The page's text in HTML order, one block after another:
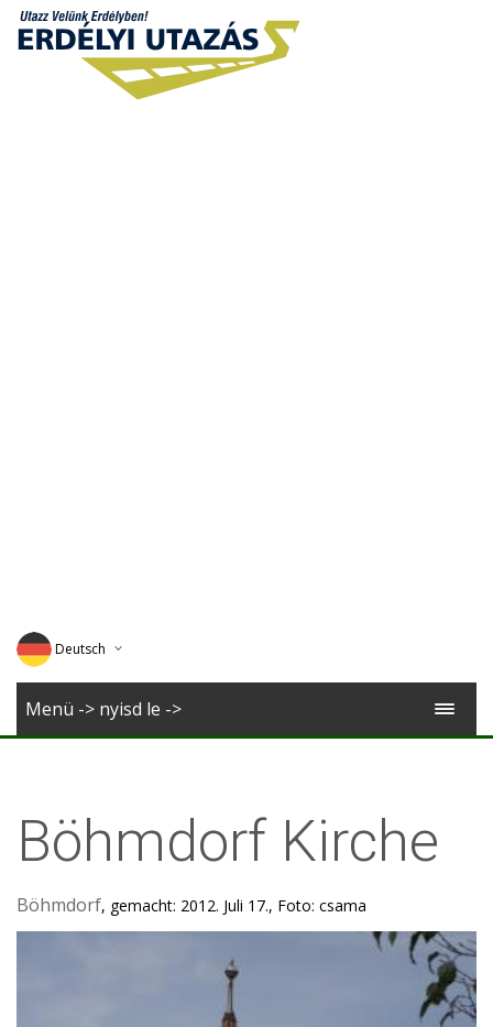
Deutsch
English
Menü -> nyisd le ->
Böhmdorf Kirche
Böhmdorf, gemacht: 2012. Juli 17., Foto: csama